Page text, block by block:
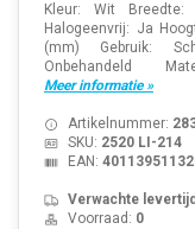
Kleur: Wit
Halogeenvrij: Ja
(mm) Gebruik:
Onbehandeld
Meer informatie »
Artikelnummer:
SKU: 2520 LI-214
EAN:
Verwachte
Voorraad: 0